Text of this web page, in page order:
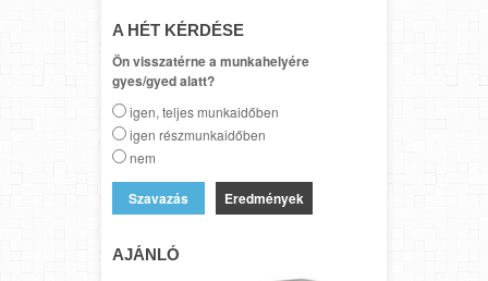
A HÉT KÉRDÉSE
Ön visszatérne a munkahelyére
gyes/gyed alatt?
igen, teljes munkaidőben
igen részmunkaidőben
nem
Eredmények
AJÁNLÓ